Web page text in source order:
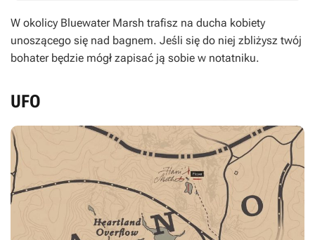
W okolicy Bluewater Marsh trafisz na ducha kobiety
unoszącego się nad bagnem. Jeśli się do niej zbliżysz twój
bohater będzie mógł zapisać ją sobie w notatniku.
UFO